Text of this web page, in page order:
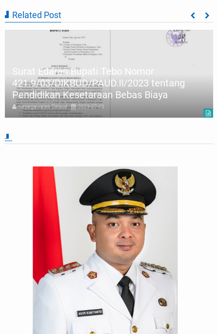
Related Post
Surat Edaran Bupati Tebo Nomor
421.9/03/DIKBUD/PAUD.II/2023 tentang
Pendidikan Kesetaraan Bebas Biaya
Kepegawaian Dikbud 2023-07-03